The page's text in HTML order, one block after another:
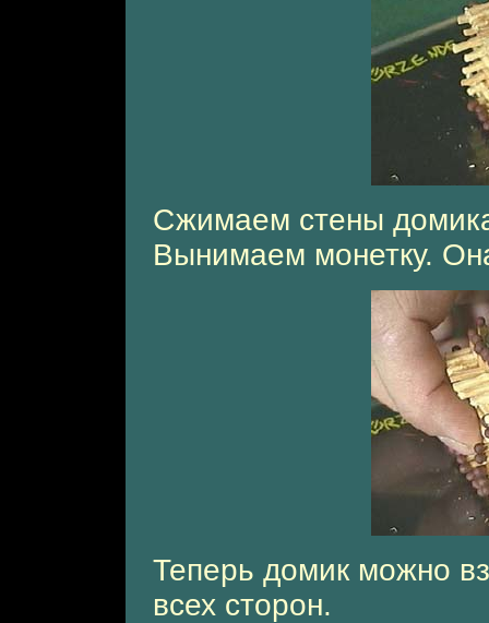
Сжимаем стены
Вынимаем монетку.
Теперь домик можно
всех сторон.